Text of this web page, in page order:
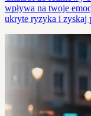
wpływa na twoje
ukryte ryzyka i zyskaj